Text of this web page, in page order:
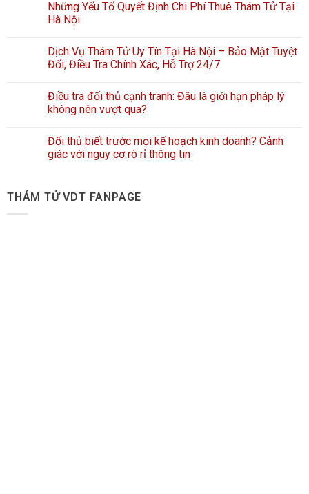
Những Yếu Tố Quyết Định Chi Phí Thuê Thám Tử Tại
Hà Nội
Dịch Vụ Thám Tử Uy Tín Tại Hà Nội – Bảo Mật Tuyệt
Đối, Điều Tra Chính Xác, Hỗ Trợ 24/7
Điều tra đối thủ cạnh tranh: Đâu là giới hạn pháp lý
không nên vượt qua?
Đối thủ biết trước mọi kế hoạch kinh doanh? Cảnh
giác với nguy cơ rò rỉ thông tin
THÁM TỬ VDT FANPAGE